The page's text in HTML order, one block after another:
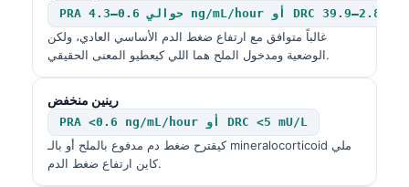
غالباً متوافق مع ارتفاع ضغط الدم الأساسي العادي، ولكن
الوضعية ومدخول الملح هما اللي كيعطيو المعنى الحقيقي.
رينين منخفض
PRA <0.6 ng/mL/hour أو DRC <5 mU/L
كيقترح ضغط دم مدفوع بالملح أو بالـ mineralocorticoid ملي
كاين ارتفاع ضغط الدم.